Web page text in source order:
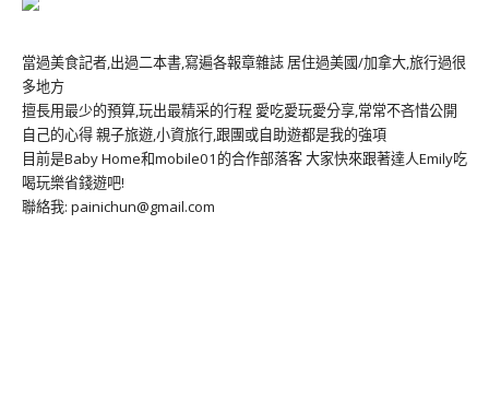
當過美食記者,出過二本書,寫遍各報章雜誌 居住過美國/加拿大,旅行過很
多地方
擅長用最少的預算,玩出最精采的行程 愛吃愛玩愛分享,常常不吝惜公開
自己的心得 親子旅遊,小資旅行,跟團或自助遊都是我的強項
目前是Baby Home和mobile01的合作部落客 大家快來跟著達人Emily吃
喝玩樂省錢遊吧!
聯絡我: painichun@gmail.com